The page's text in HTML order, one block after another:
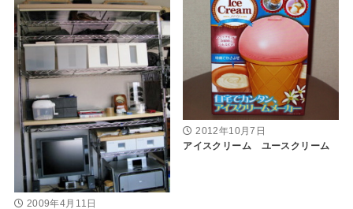
2009年4月11日
2012年10月7日
アイスクリーム ユースクリーム